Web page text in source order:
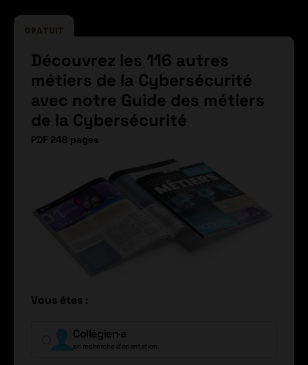
GRATUIT
Découvrez les 116 autres
métiers de la Cybersécurité
avec notre Guide des métiers
de la Cybersécurité
PDF 248 pages
Vous êtes :
Collégien·e
en recherche d’orientation